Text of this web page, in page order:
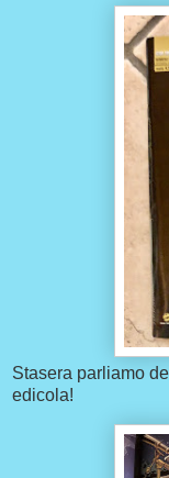
Stasera parliamo
edicola!